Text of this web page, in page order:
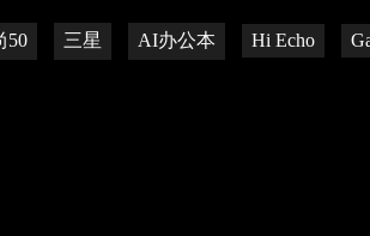
50 三星 AI办公本 Hi Echo